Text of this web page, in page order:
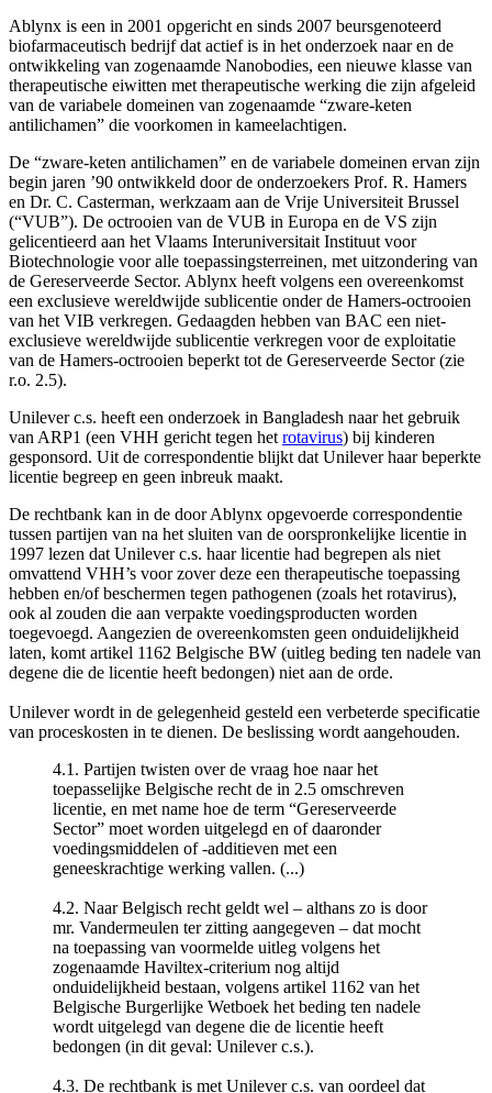
Ablynx is een in 2001 opgericht en sinds 2007 beursgenoteerd
biofarmaceutisch bedrijf dat actief is in het onderzoek naar en de
ontwikkeling van zogenaamde Nanobodies, een nieuwe klasse van
therapeutische eiwitten met therapeutische werking die zijn afgeleid
van de variabele domeinen van zogenaamde “zware-keten
antilichamen” die voorkomen in kameelachtigen.
De “zware-keten antilichamen” en de variabele domeinen ervan zijn
begin jaren ’90 ontwikkeld door de onderzoekers Prof. R. Hamers
en Dr. C. Casterman, werkzaam aan de Vrije Universiteit Brussel
(“VUB”). De octrooien van de VUB in Europa en de VS zijn
gelicentieerd aan het Vlaams Interuniversitait Instituut voor
Biotechnologie voor alle toepassingsterreinen, met uitzondering van
de Gereserveerde Sector. Ablynx heeft volgens een overeenkomst
een exclusieve wereldwijde sublicentie onder de Hamers-octrooien
van het VIB verkregen. Gedaagden hebben van BAC een niet-
exclusieve wereldwijde sublicentie verkregen voor de exploitatie
van de Hamers-octrooien beperkt tot de Gereserveerde Sector (zie
r.o. 2.5).
Unilever c.s. heeft een onderzoek in Bangladesh naar het gebruik
van ARP1 (een VHH gericht tegen het rotavirus) bij kinderen
gesponsord. Uit de correspondentie blijkt dat Unilever haar beperkte
licentie begreep en geen inbreuk maakt.
De rechtbank kan in de door Ablynx opgevoerde correspondentie
tussen partijen van na het sluiten van de oorspronkelijke licentie in
1997 lezen dat Unilever c.s. haar licentie had begrepen als niet
omvattend VHH’s voor zover deze een therapeutische toepassing
hebben en/of beschermen tegen pathogenen (zoals het rotavirus),
ook al zouden die aan verpakte voedingsproducten worden
toegevoegd. Aangezien de overeenkomsten geen onduidelijkheid
laten, komt artikel 1162 Belgische BW (uitleg beding ten nadele van
degene die de licentie heeft bedongen) niet aan de orde.
Unilever wordt in de gelegenheid gesteld een verbeterde specificatie
van proceskosten in te dienen. De beslissing wordt aangehouden.
4.1. Partijen twisten over de vraag hoe naar het
toepasselijke Belgische recht de in 2.5 omschreven
licentie, en met name hoe de term “Gereserveerde
Sector” moet worden uitgelegd en of daaronder
voedingsmiddelen of -additieven met een
geneeskrachtige werking vallen. (...)
4.2. Naar Belgisch recht geldt wel – althans zo is door
mr. Vandermeulen ter zitting aangegeven – dat mocht
na toepassing van voormelde uitleg volgens het
zogenaamde Haviltex-criterium nog altijd
onduidelijkheid bestaan, volgens artikel 1162 van het
Belgische Burgerlijke Wetboek het beding ten nadele
wordt uitgelegd van degene die de licentie heeft
bedongen (in dit geval: Unilever c.s.).
4.3. De rechtbank is met Unilever c.s. van oordeel dat